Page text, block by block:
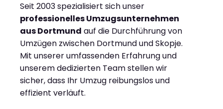
Seit 2003 spezialisiert sich unser
professionelles Umzugsunternehmen
aus Dortmund auf die Durchführung von
Umzügen zwischen Dortmund und Skopje.
Mit unserer umfassenden Erfahrung und
unserem dedizierten Team stellen wir
sicher, dass Ihr Umzug reibungslos und
effizient verläuft.